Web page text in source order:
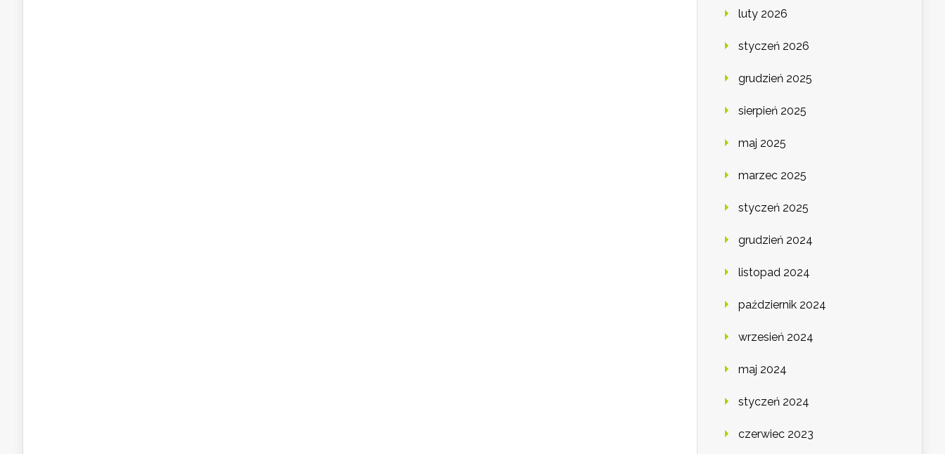
luty 2026
styczeń 2026
grudzień 2025
sierpień 2025
maj 2025
marzec 2025
styczeń 2025
grudzień 2024
listopad 2024
październik 2024
wrzesień 2024
maj 2024
styczeń 2024
czerwiec 2023